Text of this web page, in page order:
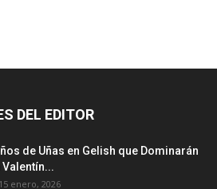
DEL EDITOR
de Uñas en Gelish que Dominarán
Valentín...
enero, 2026